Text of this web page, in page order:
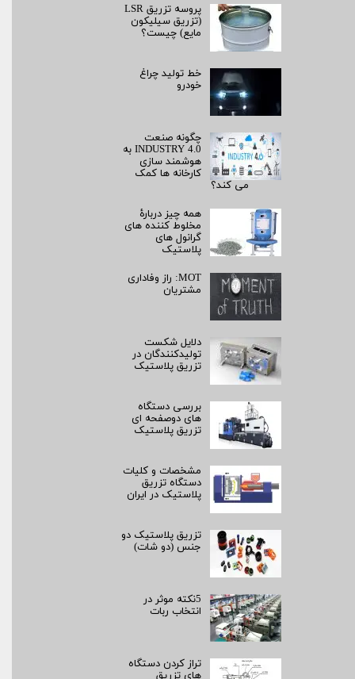
پروسه تزریق LSR
(تزریق سیلیکون
مایع) چیست؟
خط تولید چراغ
خودرو
چگونه صنعت
INDUSTRY 4.0 به
هوشمند سازی
کارخانه ها کمک
می کند؟
همه چیز دربارۀ
مخلوط کننده های
گرانول های
پلاستیک
MOT: راز وفاداری
مشتریان
دلایل شکست
تولیدکنندگان در
تزریق پلاستیک
بررسی دستگاه
های دوصفحه ای
تزریق پلاستیک
مشخصات و کلیات
دستگاه تزریق
پلاستیک در ایران
تزریق پلاستیک دو
جنس (دو شات)
5نکته موثر در
انتخاب ربات
تراز کردن دستگاه
های تزریق